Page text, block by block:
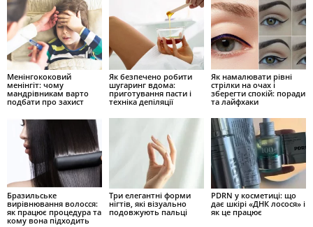
Менінгококовий
менінгіт: чому
мандрівникам варто
подбати про захист
Як безпечено робити
шугаринг вдома:
приготування пасти і
техніка депіляції
Як намалювати рівні
стрілки на очах і
зберегти спокій: поради
та лайфхаки
Бразильське
вирівнювання волосся:
як працює процедура та
кому вона підходить
Три елегантні форми
нігтів, які візуально
подовжують пальці
PDRN у косметиці: що
дає шкірі «ДНК лосося» і
як це працює